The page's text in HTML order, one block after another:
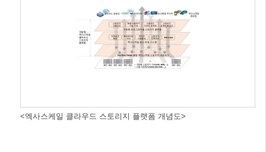
<엑사스케일 클라우드 스토리지 플랫폼 개념도>